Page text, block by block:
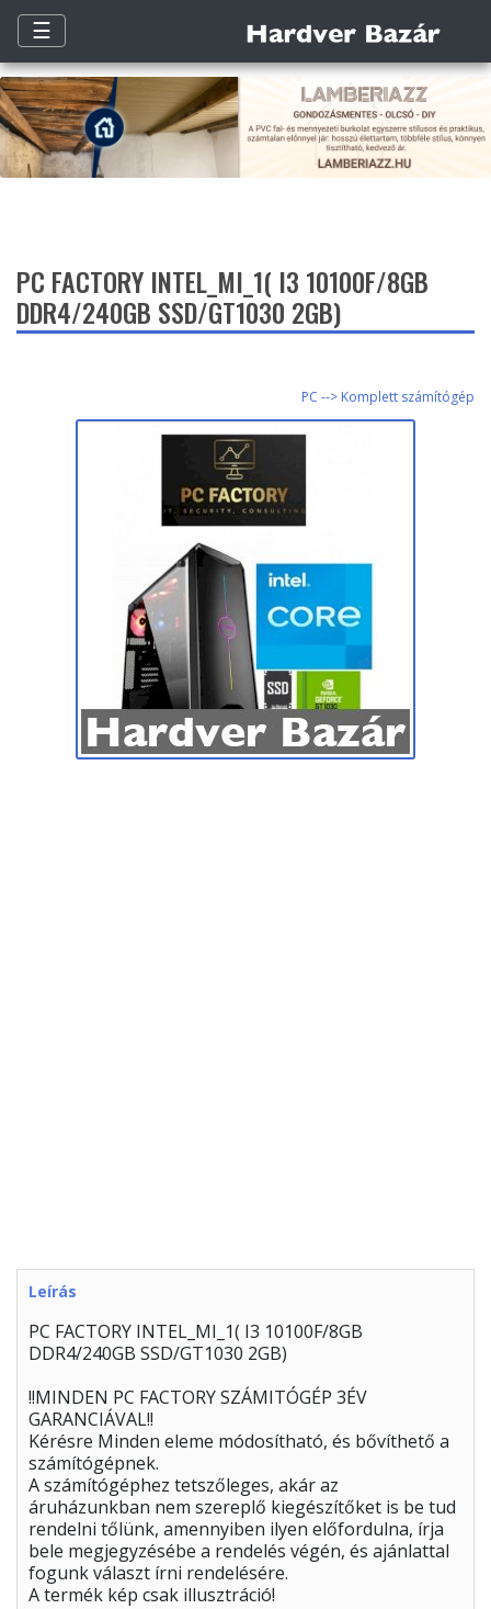
☰
PC FACTORY INTEL_MI_1( I3 10100F/8GB
DDR4/240GB SSD/GT1030 2GB)
PC --> Komplett számítógép
Leírás
PC FACTORY INTEL_MI_1( I3 10100F/8GB
DDR4/240GB SSD/GT1030 2GB)
!!MINDEN PC FACTORY SZÁMITÓGÉP 3ÉV
GARANCIÁVAL!!
Kérésre Minden eleme módosítható, és bővíthető a
számítógépnek.
A számítógéphez tetszőleges, akár az
áruházunkban nem szereplő kiegészítőket is be tud
rendelni tőlünk, amennyiben ilyen előfordulna, írja
bele megjegyzésébe a rendelés végén, és ajánlattal
fogunk választ írni rendelésére.
A termék kép csak illusztráció!